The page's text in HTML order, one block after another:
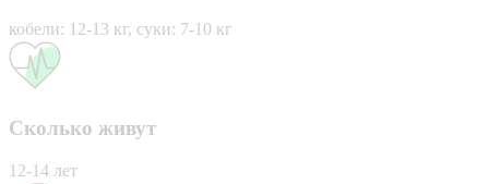
кобели: 12-13 кг, суки: 7-10 кг
Сколько живут
12-14 лет